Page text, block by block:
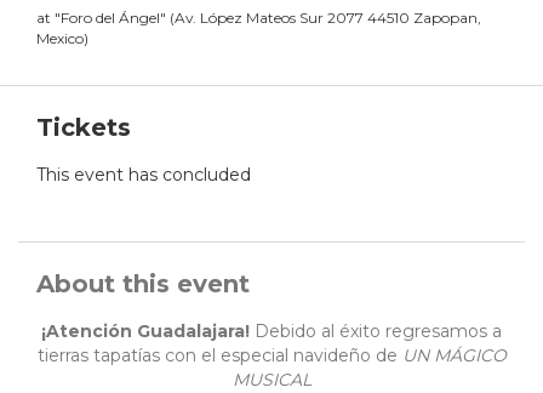
at "Foro del Ángel" (Av. López Mateos Sur 2077 44510 Zapopan,
Mexico)
Tickets
This event has concluded
About this event
¡Atención Guadalajara! Debido al éxito regresamos a
tierras tapatías con el especial navideño de UN MÁGICO
MUSICAL